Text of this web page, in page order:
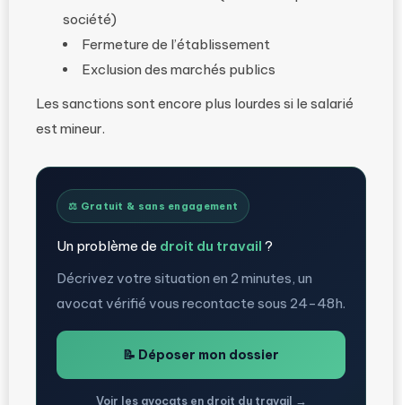
société)
Fermeture de l’établissement
Exclusion des marchés publics
Les sanctions sont encore plus lourdes si le salarié
est mineur.
⚖️ Gratuit & sans engagement
Un problème de droit du travail ?
Décrivez votre situation en 2 minutes, un
avocat vérifié vous recontacte sous 24-48h.
📝 Déposer mon dossier
Voir les avocats en droit du travail →